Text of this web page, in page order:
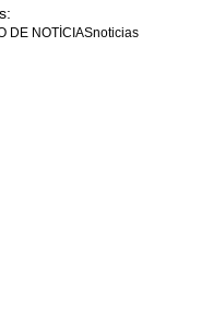
DE NOTÍCIASnoticias